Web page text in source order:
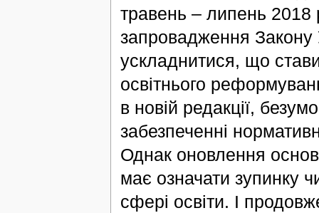
травень – липень 2018
запровадження Закону
ускладнитися, що
освітнього
в новій редакції,
забезпеченні
Однак оновлення
має означати зупинку
сфері освіти. І